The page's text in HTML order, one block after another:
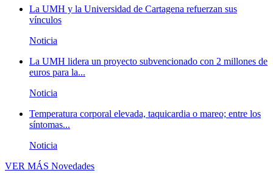
La UMH y la Universidad de Cartagena refuerzan sus
vínculos
Noticia
La UMH lidera un proyecto subvencionado con 2 millones de
euros para la...
Noticia
Temperatura corporal elevada, taquicardia o mareo; entre los
síntomas...
Noticia
VER MÁS Novedades